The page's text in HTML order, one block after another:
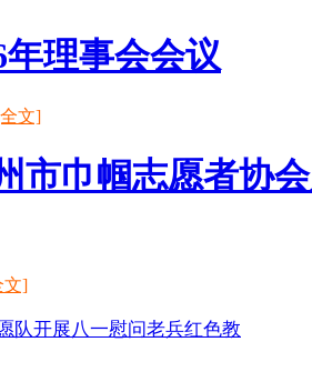
理事会会议
文]
巾帼志愿者协
文]
队开展八一慰问老兵红色教